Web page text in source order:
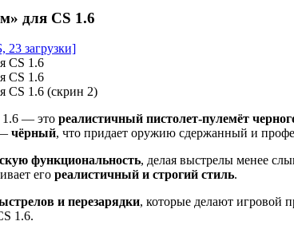
для CS 1.6
23 загрузки]
1.6 — это реалистичный пистолет-пулемёт
чёрный, что придает оружию сдержанный и
функциональность, делая выстрелы менее
его реалистичный и строгий стиль.
и перезарядки, которые делают игровой
1.6.